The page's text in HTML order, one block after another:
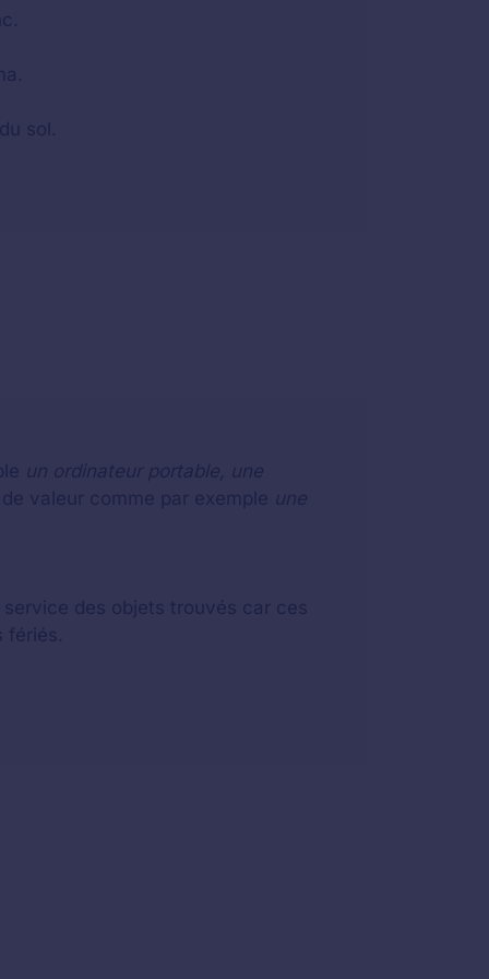
sol.
un ordinateur portable, une
valeur comme par exemple une
des objets trouvés car ces
fériés.